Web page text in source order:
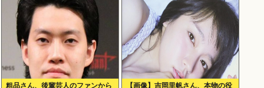
粗品さん、後輩芸人のファンから
【画像】吉岡里帆さん、本物の役